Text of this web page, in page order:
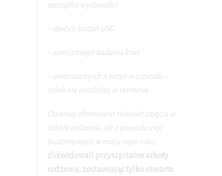
początku wydawało)
– dwóch badań USG
– specjalnego badania krwi
– ewentualnych 2 wizyt w szpitalu –
jeżeli nie urodziłaś w terminie
Dawniej oferowano również zajęcia w
szkole rodzenia, ale z powodu cięć
budżetowych w maju tego roku
zlikwidowali przyszpitalne szkoły
rodzenia, zostawiając tylko otwarte